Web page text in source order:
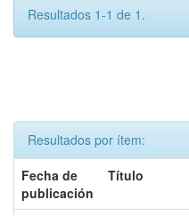
Resultados 1-1 de 1.
Resultados por ítem:
Fecha de
publicación
Título